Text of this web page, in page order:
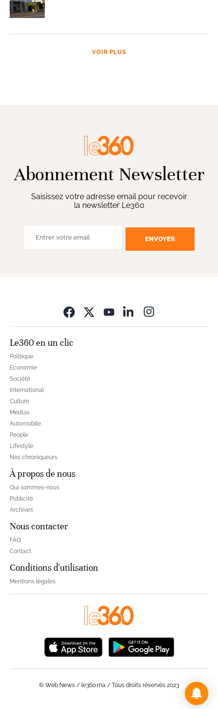
VOIR PLUS
Abonnement Newsletter
Saisissez votre adresse email pour recevoir
la newsletter Le360
ENVOYER
Le360 en un clic
Politique
Economie
Société
International
Culture
Médias
Automobile
People
Lifestyle
Nos chroniqueurs
À propos de nous
Qui sommes-nous
Publicité
Archives
Nous contacter
FAQ
Contact
Conditions d'utilisation
Mentions légales
© Web News / le360.ma / Tous droits réservés 2023